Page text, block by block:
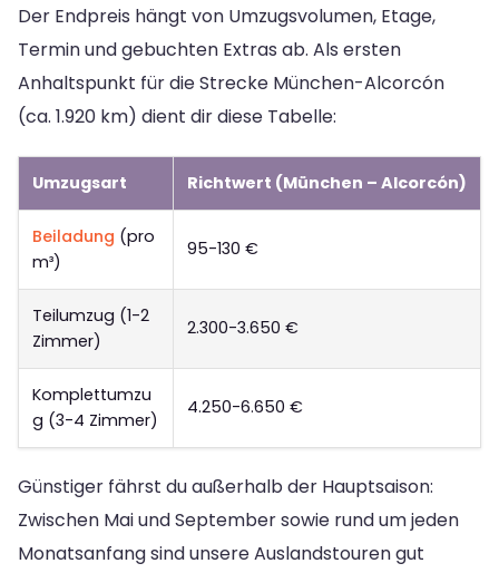
Der Endpreis hängt von Umzugsvolumen, Etage,
Termin und gebuchten Extras ab. Als ersten
Anhaltspunkt für die Strecke München-Alcorcón
(ca. 1.920 km) dient dir diese Tabelle:
Umzugsart Richtwert (München – Alcorcón)
Beiladung (pro
m³)
95-130 €
Teilumzug (1-2
Zimmer)
2.300-3.650 €
Komplettumzu
g (3-4 Zimmer)
4.250-6.650 €
Günstiger fährst du außerhalb der Hauptsaison:
Zwischen Mai und September sowie rund um jeden
Monatsanfang sind unsere Auslandstouren gut